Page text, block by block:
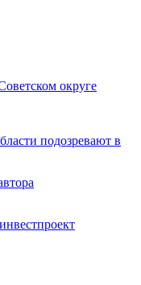
округе
подозревают в